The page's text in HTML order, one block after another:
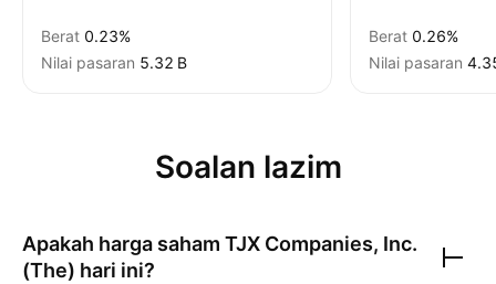
Berat 0.23%
Nilai pasaran ‪5.32 B‬
Berat 0.26%
Nilai pasaran
Soalan lazim
Apakah harga saham TJX Companies, Inc.
(The) hari ini?